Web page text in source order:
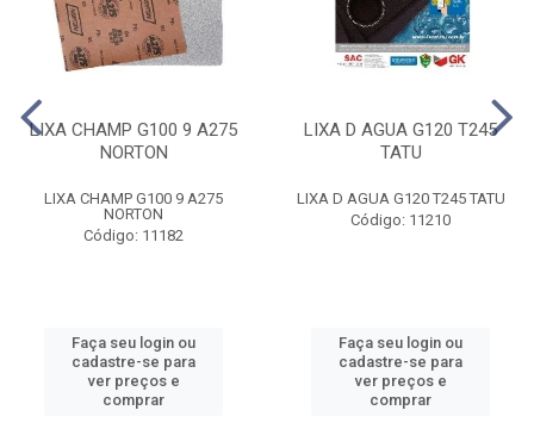
LIXA CHAMP G100 9 A275
NORTON
LIXA CHAMP G100 9 A275
NORTON
Código: 11182
Faça seu login ou
cadastre-se para
ver preços e
comprar
LIXA D AGUA G120 T245
TATU
LIXA D AGUA G120 T245 TATU
Código: 11210
Faça seu login ou
cadastre-se para
ver preços e
comprar